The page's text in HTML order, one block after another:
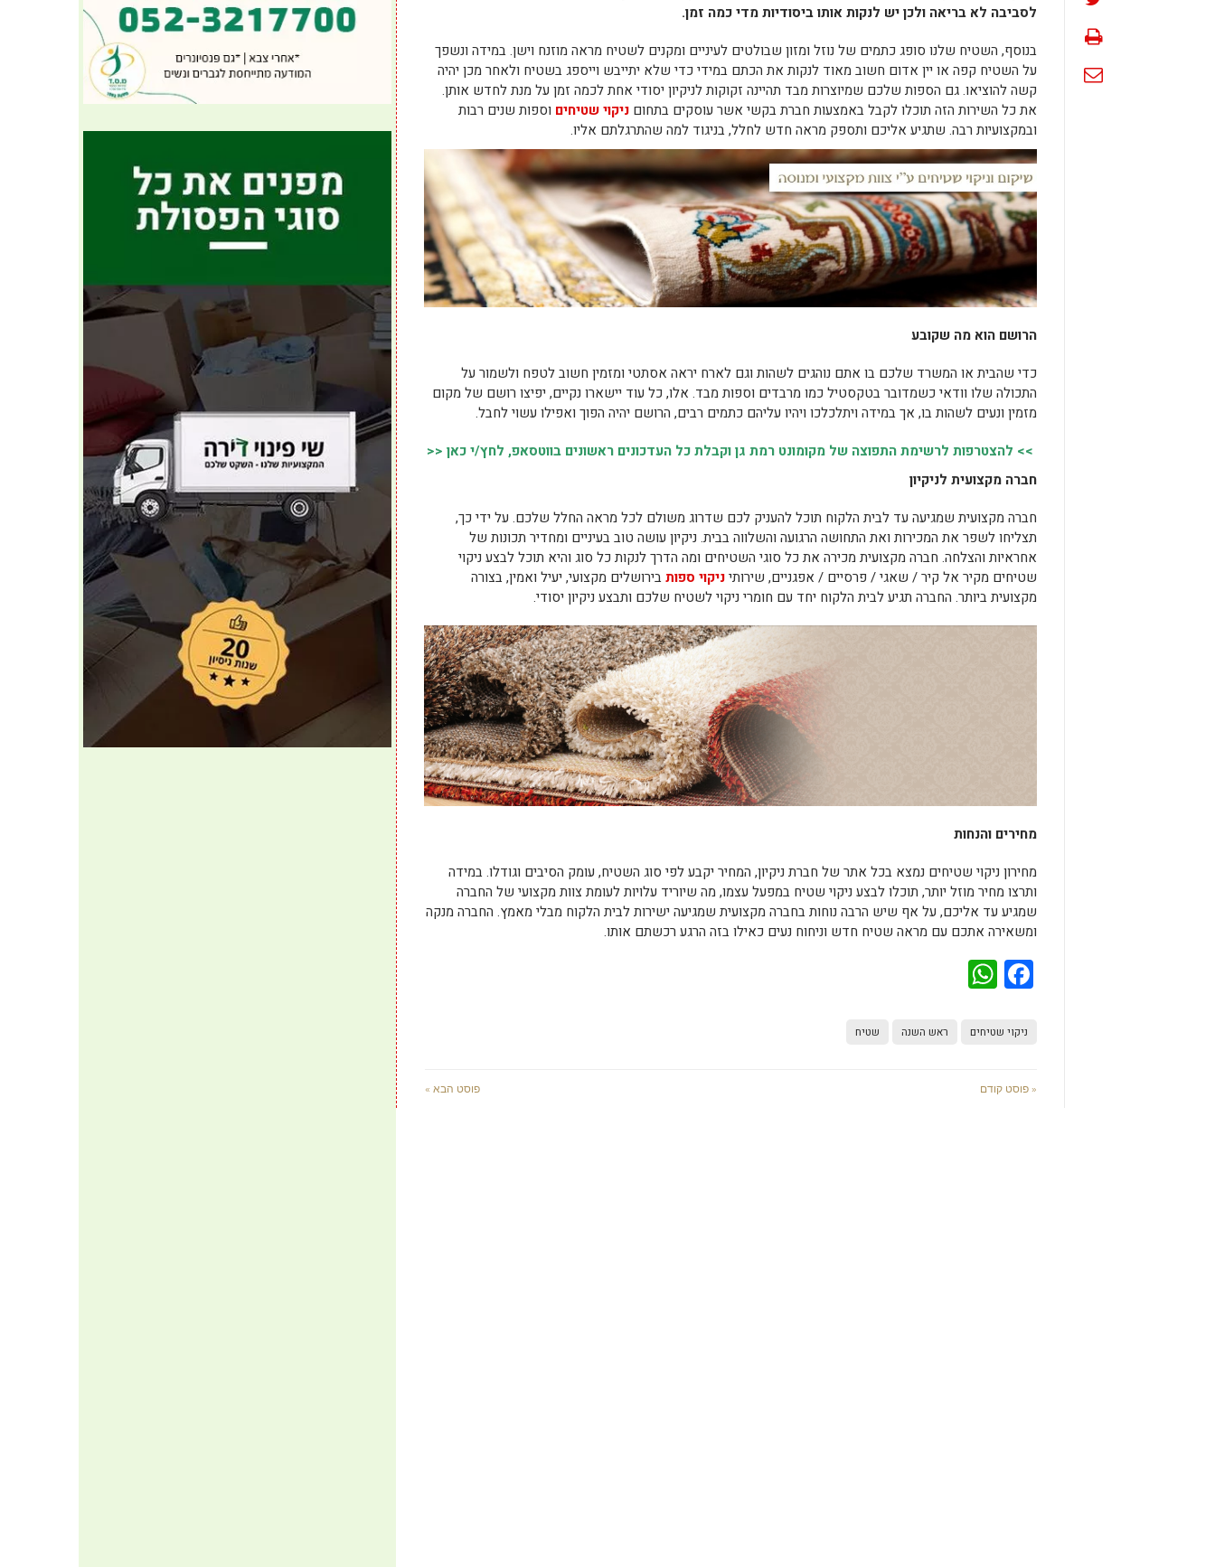
לסביבה לא בריאה ולכן יש לנקות אותו ביסודיות מדי כמה זמן.
בנוסף, השטיח שלנו סופג כתמים של נוזל ומזון שבולטים לעיניים ומקנים לשטיח מראה מוזנח וישן. במידה ונשפך
על השטיח קפה או יין אדום חשוב מאוד לנקות את הכתם במידי כדי שלא יתייבש וייספג בשטיח ולאחר מכן יהיה
קשה להוציאו. גם הספות שלכם שמיוצרות מבד תהיינה זקוקות לניקיון יסודי אחת לכמה זמן על מנת לחדש אותן.
את כל השירות הזה תוכלו לקבל באמצעות חברת בקשי אשר עוסקים בתחוםניקוי שטיחים וספות שנים רבות
ובמקצועיות רבה. שתגיע אליכם ותספק מראה חדש לחלל, בניגוד למה שהתרגלתם אליו.
הרושם הוא מה שקובע
כדי שהבית או המשרד שלכם בו אתם נוהגים לשהות וגם לארח יראה אסתטי ומזמין חשוב לטפח ולשמור על
התכולה שלו וודאי כשמדובר בטקסטיל כמו מרבדים וספות מבד. אלו, כל עוד יישארו נקיים, יפיצו רושם של מקום
מזמין ונעים לשהות בו, אך במידה ויתלכלכו ויהיו עליהם כתמים רבים, הרושם יהיה הפוך ואפילו עשוי לחבל.
>> להצטרפות לרשימת התפוצה של מקומונט רמת גן וקבלת כל העדכונים ראשונים בווטסאפ, לחץ/י כאן <<
חברה מקצועית לניקיון
חברה מקצועית שמגיעה עד לבית הלקוח תוכל להעניק לכם שדרוג משולם לכל מראה החלל שלכם. על ידי כך,
תצליחו לשפר את המכירות ואת התחושה הרגועה והשלווה בבית. ניקיון עושה טוב בעיניים ומחדיר תכונות של
אחראיות והצלחה. חברה מקצועית מכירה את כל סוגי השטיחים ומה הדרך לנקות כל סוג והיא תוכל לבצע ניקוי
שטיחים מקיר אל קיר / שאגי / פרסיים / אפגניים, שירותיניקוי ספותבירושלים מקצועי, יעיל ואמין, בצורה
מקצועית ביותר. החברה תגיע לבית הלקוח יחד עם חומרי ניקוי לשטיח שלכם ותבצע ניקיון יסודי.
מחירים והנחות
מחירון ניקוי שטיחים נמצא בכל אתר של חברת ניקיון, המחיר יקבע לפי סוג השטיח, עומק הסיבים וגודלו. במידה
ותרצו מחיר מוזל יותר, תוכלו לבצע ניקוי שטיח במפעל עצמו, מה שיוריד עלויות לעומת צוות מקצועי של החברה
שמגיע עד אליכם, על אף שיש הרבה נוחות בחברה מקצועית שמגיעה ישירות לבית הלקוח מבלי מאמץ. החברה מנקה
ומשאירה אתכם עם מראה שטיח חדש וניחוח נעים כאילו בזה הרגע רכשתם אותו.
Facebook
ניקוי שטיחים ראש השנה שטיח
« פוסט קודם פוסט הבא »